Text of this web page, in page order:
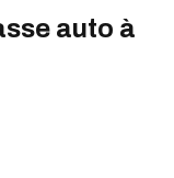
auto à